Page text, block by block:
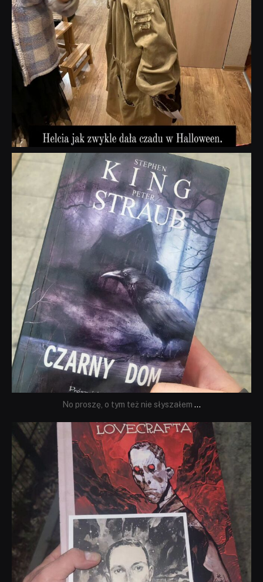
dobryhorror
Wrz 23
No proszę, o tym też nie słyszałem ...
dobryhorror
Wrz 19